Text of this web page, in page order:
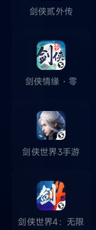
剑侠贰外传
剑侠情缘・零
剑侠世界3手游
剑侠世界4：无限